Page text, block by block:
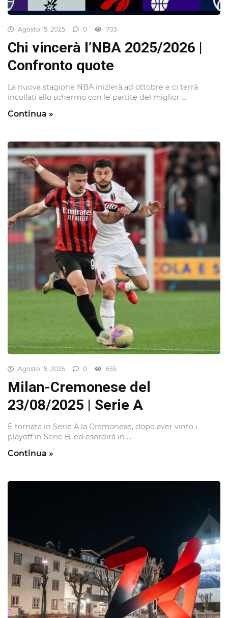
Agosto 15, 2025 0 703
Chi vincerà l’NBA 2025/2026 |
Confronto quote
La nuova stagione NBA inizierà ad ottobre e ci terrà
incollati allo schermo con le partite del miglior ...
Continua »
Agosto 15, 2025 0 655
Milan-Cremonese del
23/08/2025 | Serie A
È tornata in Serie A la Cremonese, dopo aver vinto i
playoff in Serie B, ed esordirà in ...
Continua »